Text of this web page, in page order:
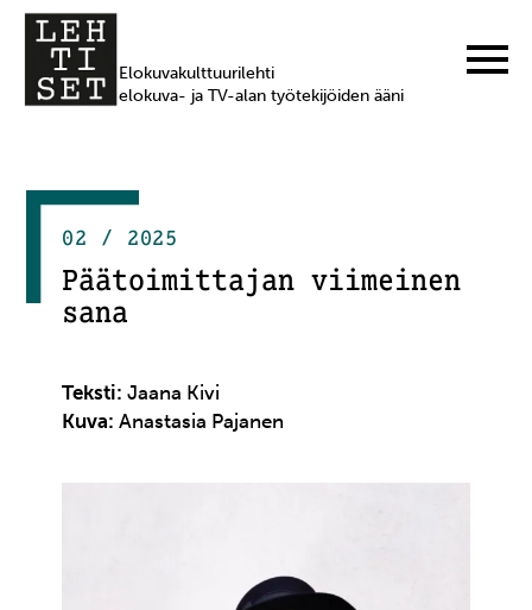
Elokuvakulttuurilehti
elokuva- ja TV-alan työtekijöiden ääni
02 / 2025
Päätoimittajan viimeinen
sana
Teksti:Jaana Kivi
Kuva:Anastasia Pajanen